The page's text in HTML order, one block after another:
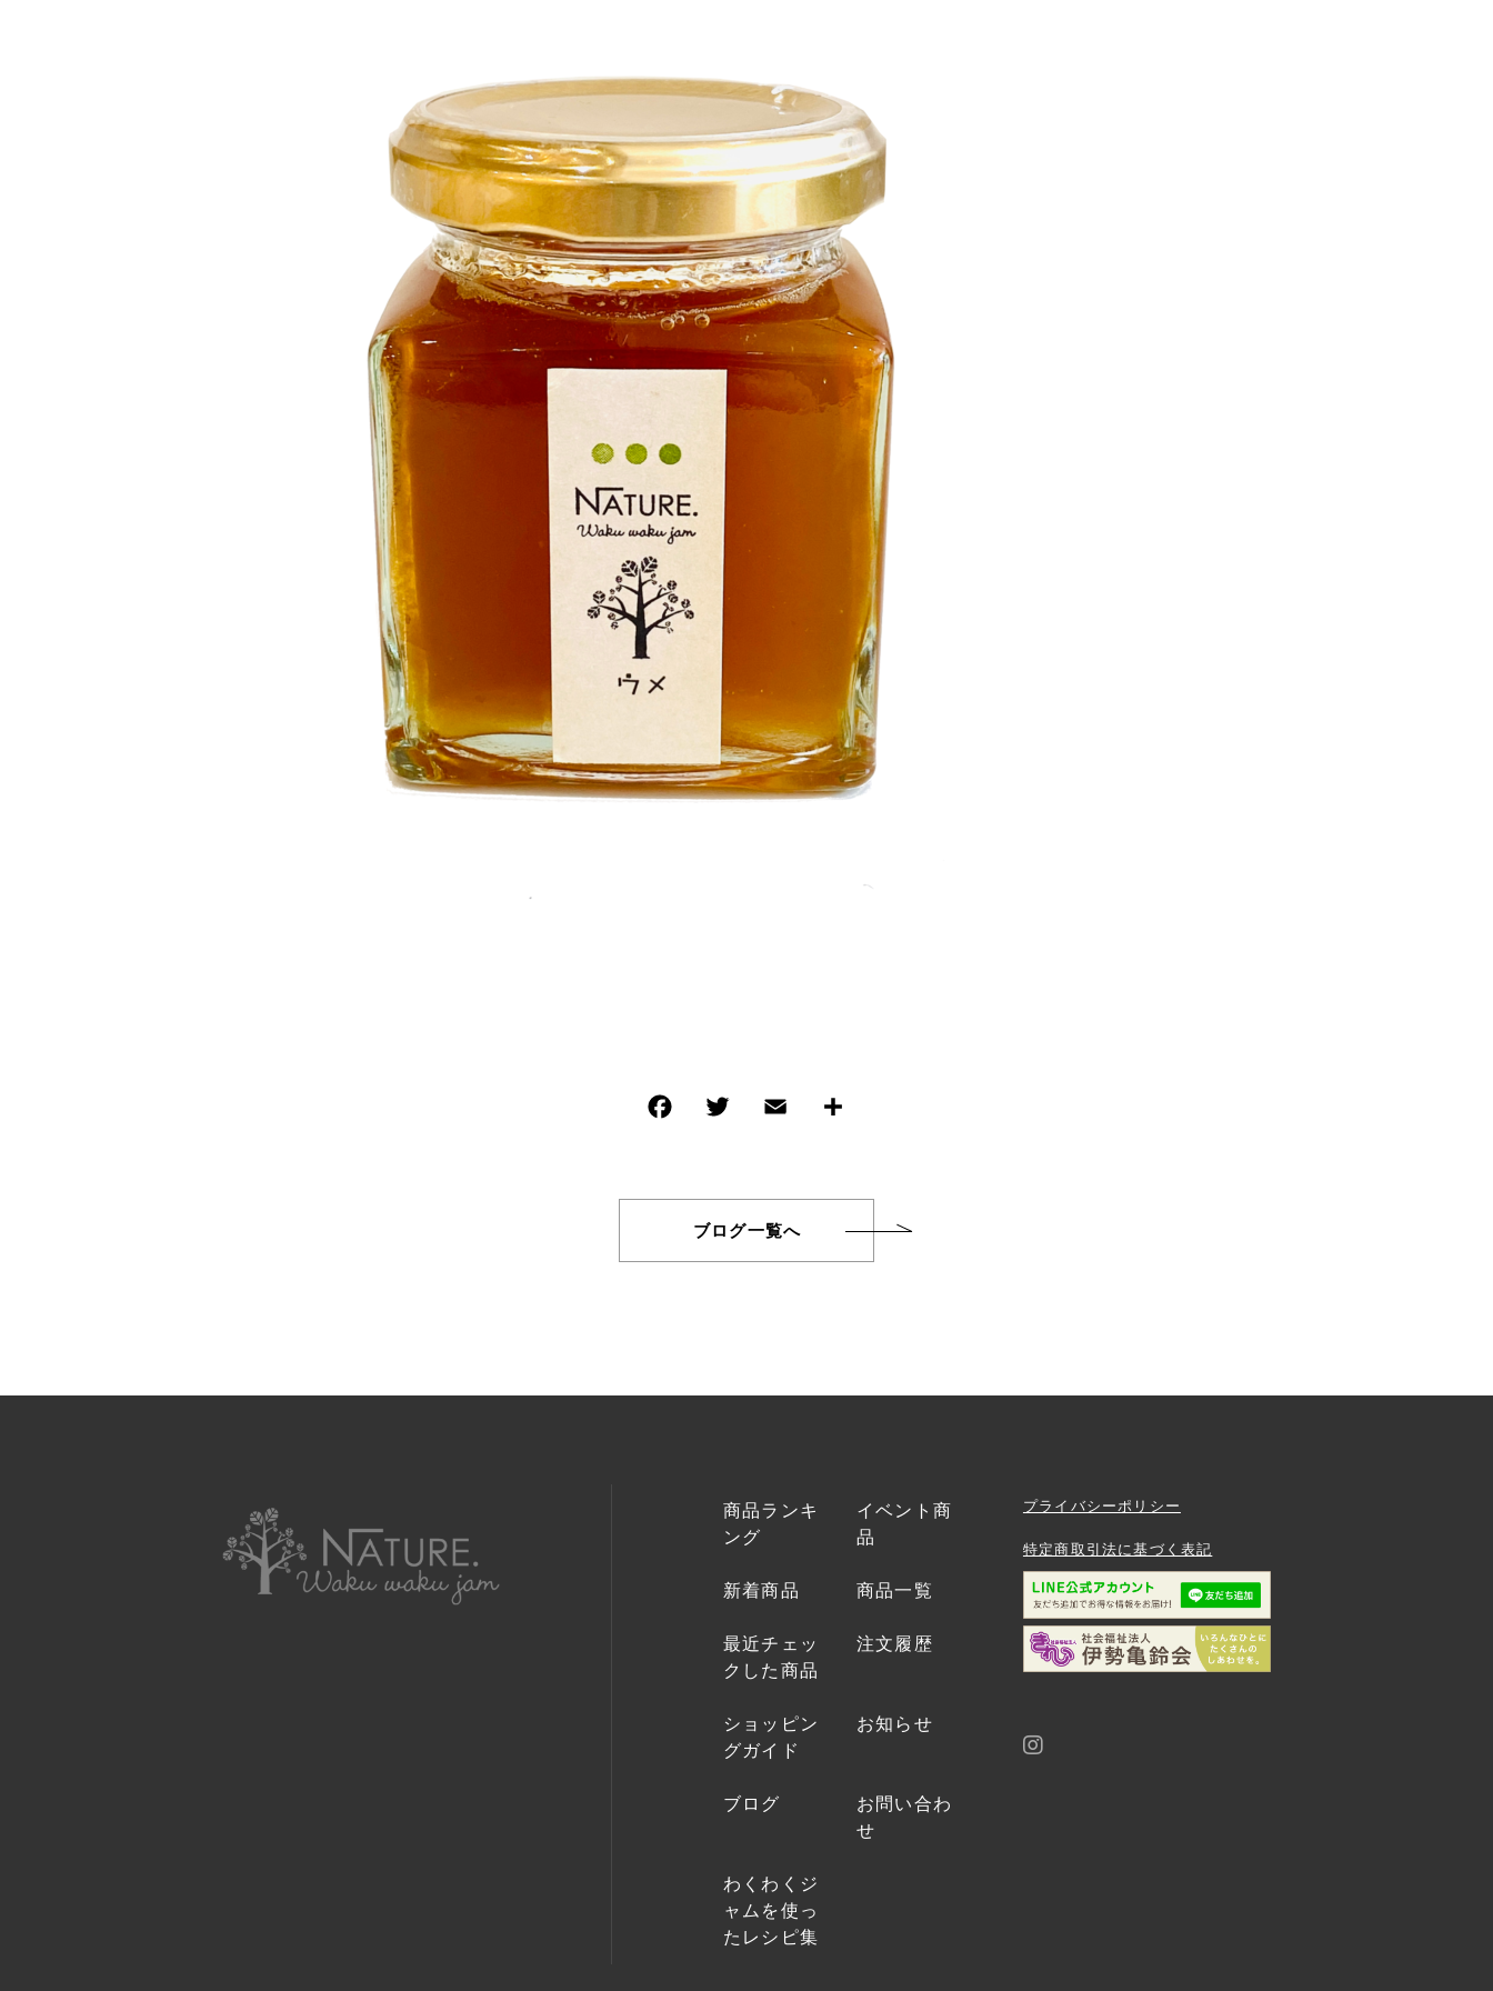
RANKING EVENT
イベント商品
NEW ITEM PRODUCTS
商品一覧
CHECKED
PRODUCTS
最近チェックした商品
ORDER
HISTORY
注文履歴
SHOPPING
TOPICS
お知らせ
CONTACT
お問い合わせ
Wakuwakujam
ブログ一覧へ
商品ランキ
ング
イベント商
品
新着商品 商品一覧
最近チェッ
クした商品
注文履歴
ショッピン
グガイド
お知らせ
ブログ
お問い合わ
せ
わくわくジ
ャムを使っ
たレシピ集
プライバシーポリシー
特定商取引法に基づく表記